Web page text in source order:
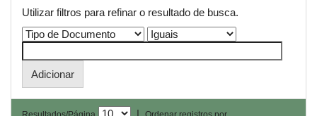
Utilizar filtros para refinar o resultado de busca.
|